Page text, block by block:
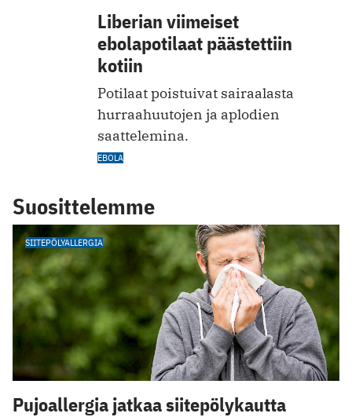
Liberian viimeiset
ebolapotilaat päästettiin
kotiin
Potilaat poistuivat sairaalasta
hurraahuutojen ja aplodien
saattelemina.
EBOLA
Suosittelemme
SIITEPÖLYALLERGIA
Pujoallergia jatkaa siitepölykautta